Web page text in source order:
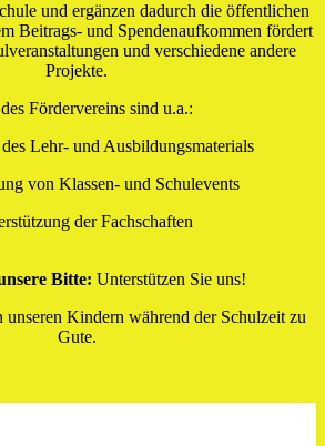
und ergänzen dadurch die öffentlichen
Beitrags- und Spendenaufkommen fördert
und verschiedene andere
Projekte.
Fördervereins sind u.a.:
Lehr- und Ausbildungsmaterials
von Klassen- und Schulevents
der Fachschaften
Bitte: Unterstützen Sie uns!
unseren Kindern während der Schulzeit zu
Gute.